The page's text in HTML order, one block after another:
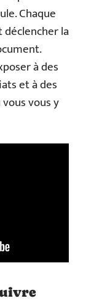
Chaque
la
à des
et à des
vous y